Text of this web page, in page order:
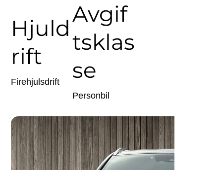
Hjuld
rift
Firehjulsdrift
Avgif
tsklas
se
Personbil